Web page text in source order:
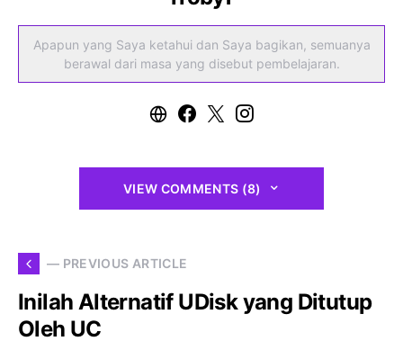
Apapun yang Saya ketahui dan Saya bagikan, semuanya
berawal dari masa yang disebut pembelajaran.
VIEW COMMENTS (8)
— PREVIOUS ARTICLE
Inilah Alternatif UDisk yang Ditutup
Oleh UC